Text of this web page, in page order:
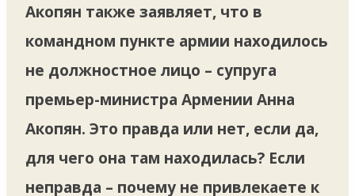
Акопян также заявляет, что в
командном пункте армии находилось
не должностное лицо – супруга
премьер-министра Армении Анна
Акопян. Это правда или нет, если да,
для чего она там находилась? Если
неправда – почему не привлекаете к